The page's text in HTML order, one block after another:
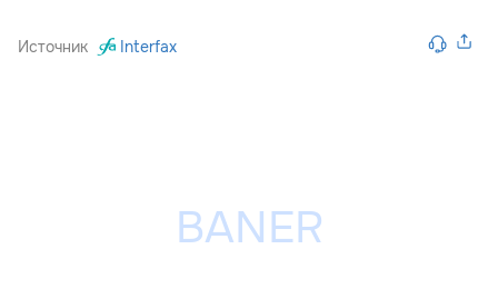
Источник Interfax